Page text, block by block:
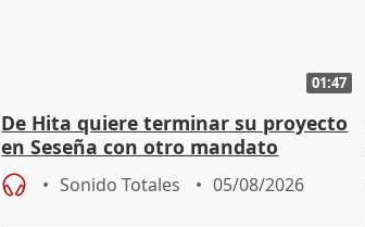
01:47
De Hita quiere terminar su proyecto
en Seseña con otro mandato
Sonido Totales 05/08/2026